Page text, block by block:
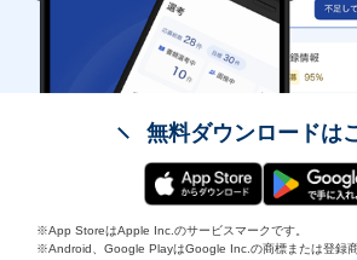
無料ダウンロードは
※App StoreはApple Inc.のサービスマークです。
※Android、Google PlayはGoogle Inc.の商標または登録商